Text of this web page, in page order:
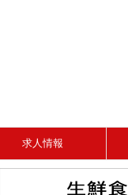
求人情報